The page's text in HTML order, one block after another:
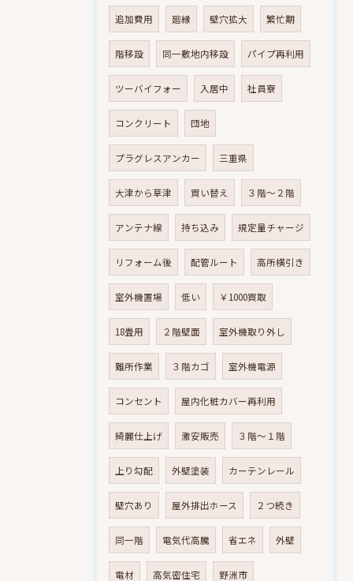
追加費用 廻縁 壁穴拡大 繁忙期
階移設 同一敷地内移設 パイプ再利用
ツーバイフォー 入居中 社員寮
コンクリート 団地
プラグレスアンカー 三重県
大津から草津 買い替え ３階～２階
アンテナ線 持ち込み 規定量チャージ
リフォーム後 配管ルート 高所横引き
室外機置場 低い ￥1000買取
18畳用 ２階壁面 室外機取り外し
難所作業 ３階カゴ 室外機電源
コンセント 屋内化粧カバー再利用
綺麗仕上げ 激安販売 ３階～１階
上り勾配 外壁塗装 カーテンレール
壁穴あり 屋外排出ホース ２つ続き
同一階 電気代高騰 省エネ 外壁
電材 高気密住宅 野洲市